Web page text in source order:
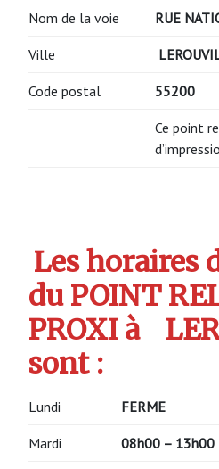
Nom de la voie RUE
Ville
Code postal 55200
Ce point
Les horaires
du POINT
PROXI à
sont :
Lundi FERME
Mardi 08h00 –